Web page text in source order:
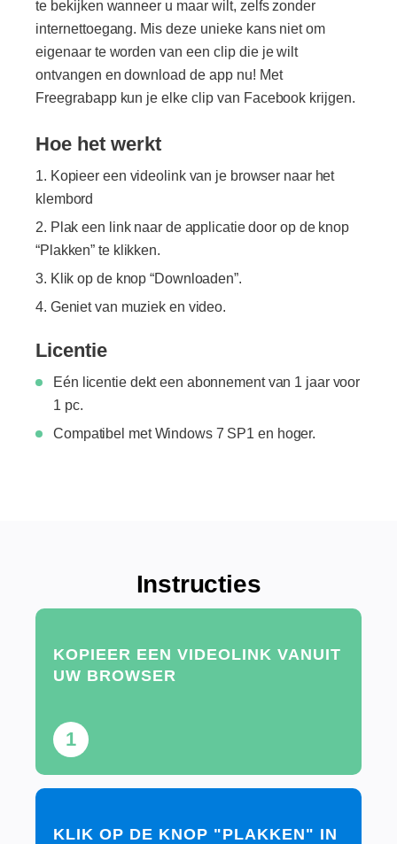
te bekijken wanneer u maar wilt, zelfs zonder
internettoegang. Mis deze unieke kans niet om
eigenaar te worden van een clip die je wilt
ontvangen en download de app nu! Met
Freegrabapp kun je elke clip van Facebook krijgen.
Hoe het werkt
Kopieer een videolink van je browser naar het
klembord
Plak een link naar de applicatie door op de knop
“Plakken” te klikken.
Klik op de knop “Downloaden”.
Geniet van muziek en video.
Licentie
Eén licentie dekt een abonnement van 1 jaar voor
1 pc.
Compatibel met Windows 7 SP1 en hoger.
Instructies
1
KOPIEER EEN VIDEOLINK VANUIT
UW BROWSER
KLIK OP DE KNOP "PLAKKEN" IN